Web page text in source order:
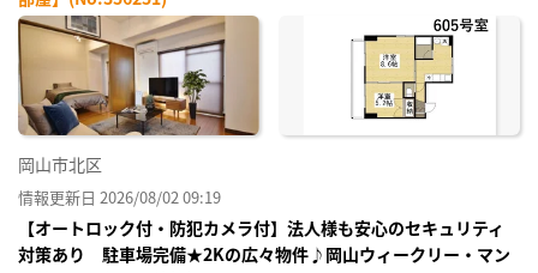
に入
り登
岡山市北区
情報更新日 2026/08/02 09:19
【オートロック付・防犯カメラ付】法人様も安心のセキュリティ
対策あり 駐車場完備★2Kの広々物件♪岡山ウィークリー・マン